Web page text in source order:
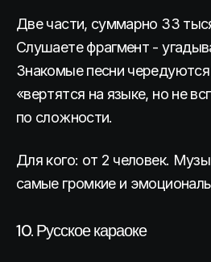
Две части, суммарно 33
Слушаете фрагмент -
Знакомые песни
«вертятся на языке, но не
по сложности.
Для кого: от 2 человек.
самые громкие и
10. Русское караоке